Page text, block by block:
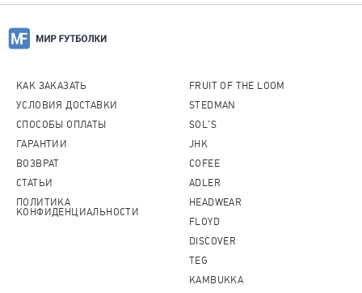
КАК ЗАКАЗАТЬ
УСЛОВИЯ ДОСТАВКИ
СПОСОБЫ ОПЛАТЫ
ГАРАНТИИ
ВОЗВРАТ
СТАТЬИ
ПОЛИТИКА
КОНФИДЕНЦИАЛЬНОСТИ
FRUIT OF THE LOOM
STEDMAN
SOL'S
JHK
COFEE
ADLER
HEADWEAR
FLOYD
DISCOVER
TEG
KAMBUKKA